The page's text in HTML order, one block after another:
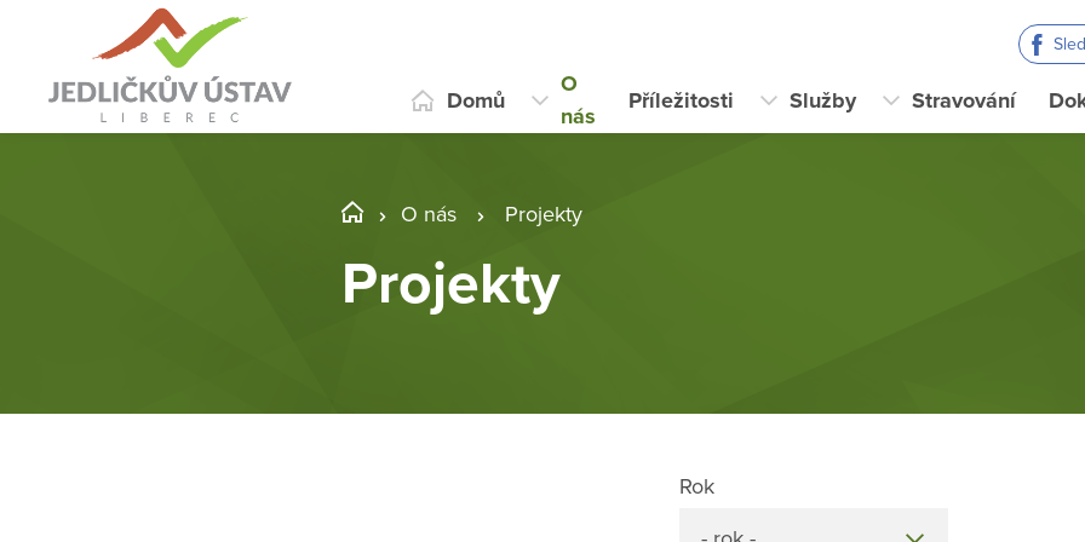
Domů
O
nás
Příležitosti Služby Stravování
O nás Projekty
Projekty
Rok